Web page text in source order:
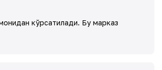
кўрсатилади. Бу марказ